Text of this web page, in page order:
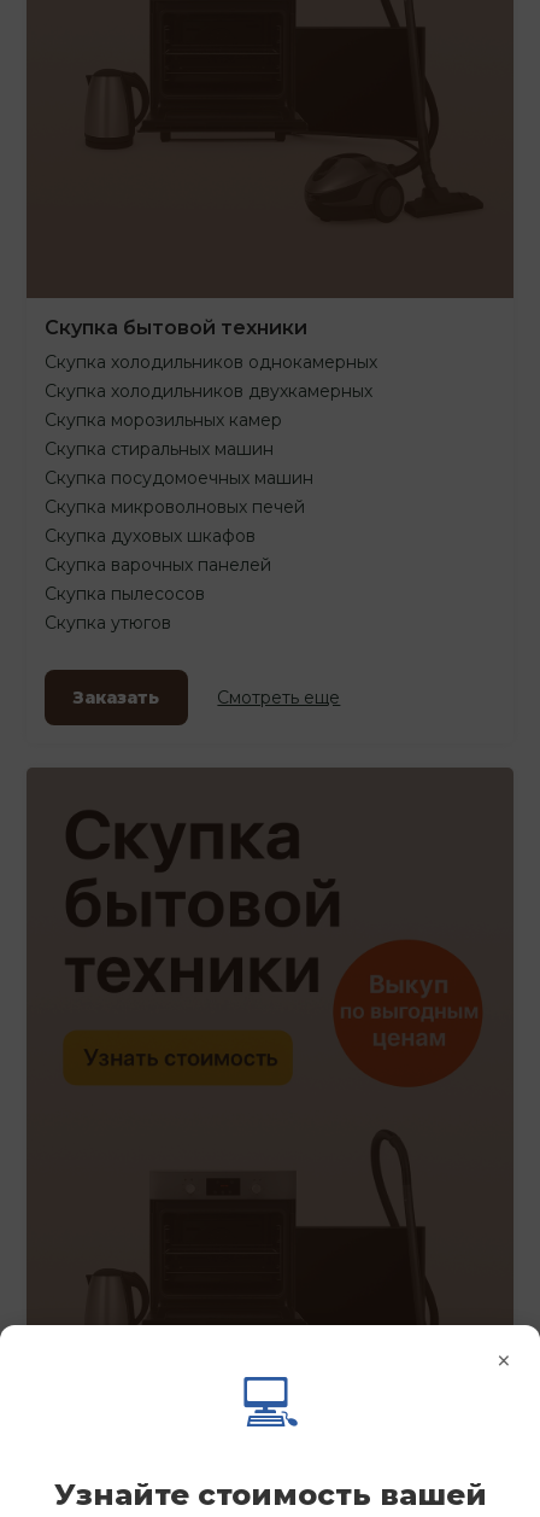
Скупка бытовой техники
Скупка холодильников однокамерных
Скупка холодильников двухкамерных
Скупка морозильных камер
Скупка стиральных машин
Скупка посудомоечных машин
Скупка микроволновых печей
Скупка духовых шкафов
Скупка варочных панелей
Скупка пылесосов
Скупка утюгов
Заказать Смотреть еще
×
💻
Узнайте стоимость вашей